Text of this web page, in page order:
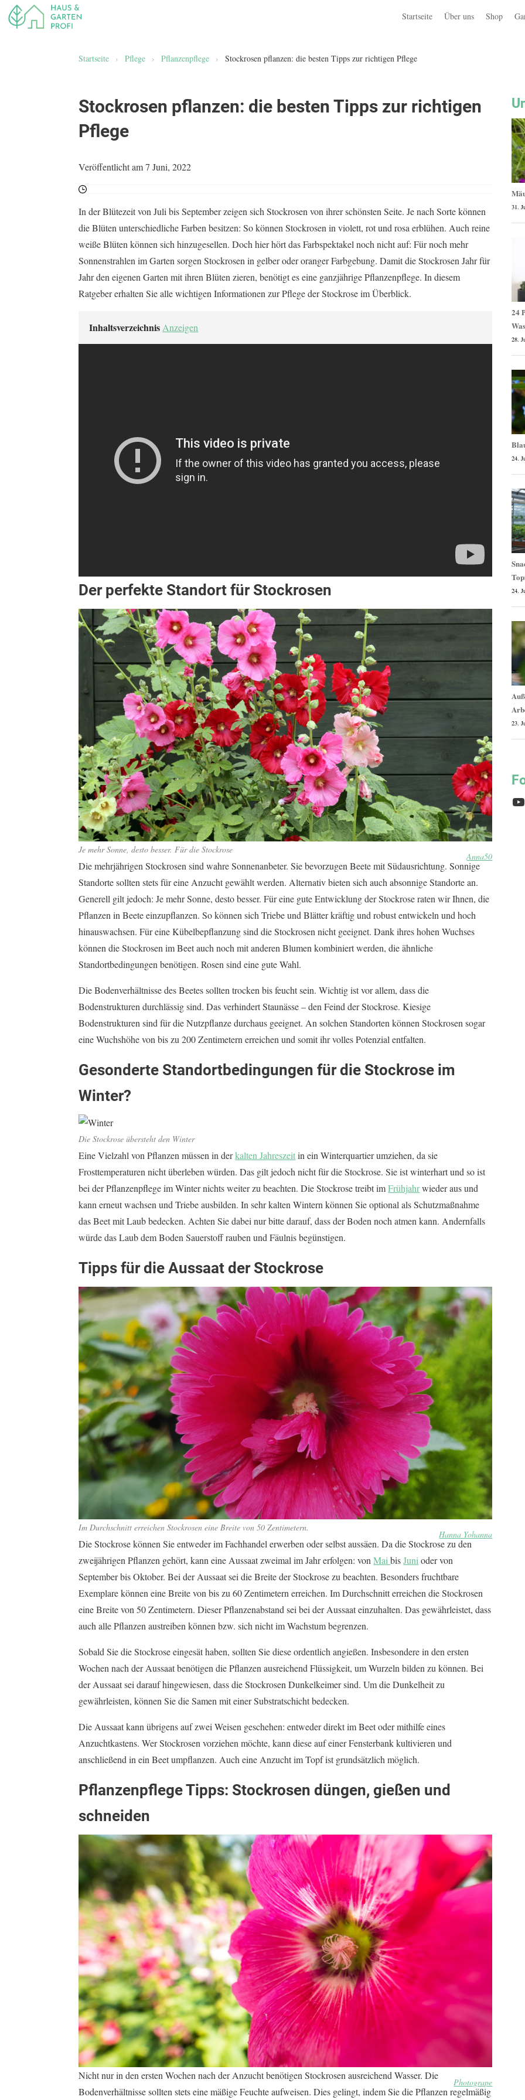
Startseite Über uns Shop
Startseite › Pflege › Pflanzenpflege › Stockrosen pflanzen: die besten Tipps zur richtigen Pflege
Stockrosen pflanzen: die besten Tipps zur richtigen
Pflege
Veröffentlicht am 7 Juni, 2022
In der Blütezeit von Juli bis September zeigen sich Stockrosen von ihrer schönsten Seite. Je nach Sorte können
die Blüten unterschiedliche Farben besitzen: So können Stockrosen in violett, rot und rosa erblühen. Auch reine
weiße Blüten können sich hinzugesellen. Doch hier hört das Farbspektakel noch nicht auf: Für noch mehr
Sonnenstrahlen im Garten sorgen Stockrosen in gelber oder oranger Farbgebung. Damit die Stockrosen Jahr für
Jahr den eigenen Garten mit ihren Blüten zieren, benötigt es eine ganzjährige Pflanzenpflege. In diesem
Ratgeber erhalten Sie alle wichtigen Informationen zur Pflege der Stockrose im Überblick.
Inhaltsverzeichnis Anzeigen
Der perfekte Standort für Stockrosen
Anna50
Je mehr Sonne, desto besser. Für die Stockrose
Die mehrjährigen Stockrosen sind wahre Sonnenanbeter. Sie bevorzugen Beete mit Südausrichtung. Sonnige
Standorte sollten stets für eine Anzucht gewählt werden. Alternativ bieten sich auch absonnige Standorte an.
Generell gilt jedoch: Je mehr Sonne, desto besser. Für eine gute Entwicklung der Stockrose raten wir Ihnen, die
Pflanzen in Beete einzupflanzen. So können sich Triebe und Blätter kräftig und robust entwickeln und hoch
hinauswachsen. Für eine Kübelbepflanzung sind die Stockrosen nicht geeignet. Dank ihres hohen Wuchses
können die Stockrosen im Beet auch noch mit anderen Blumen kombiniert werden, die ähnliche
Standortbedingungen benötigen. Rosen sind eine gute Wahl.
Die Bodenverhältnisse des Beetes sollten trocken bis feucht sein. Wichtig ist vor allem, dass die
Bodenstrukturen durchlässig sind. Das verhindert Staunässe – den Feind der Stockrose. Kiesige
Bodenstrukturen sind für die Nutzpflanze durchaus geeignet. An solchen Standorten können Stockrosen sogar
eine Wuchshöhe von bis zu 200 Zentimetern erreichen und somit ihr volles Potenzial entfalten.
Gesonderte Standortbedingungen für die Stockrose im
Winter?
Die Stockrose übersteht den Winter
Eine Vielzahl von Pflanzen müssen in derkalten Jahreszeitin ein Winterquartier umziehen, da sie
Frosttemperaturen nicht überleben würden. Das gilt jedoch nicht für die Stockrose. Sie ist winterhart und so ist
bei der Pflanzenpflege im Winter nichts weiter zu beachten. Die Stockrose treibt imFrühjahrwieder aus und
kann erneut wachsen und Triebe ausbilden. In sehr kalten Wintern können Sie optional als Schutzmaßnahme
das Beet mit Laub bedecken. Achten Sie dabei nur bitte darauf, dass der Boden noch atmen kann. Andernfalls
würde das Laub dem Boden Sauerstoff rauben und Fäulnis begünstigen.
Tipps für die Aussaat der Stockrose
Hanna Yohanna
Im Durchschnitt erreichen Stockrosen eine Breite von 50 Zentimetern.
Die Stockrose können Sie entweder im Fachhandel erwerben oder selbst aussäen. Da die Stockrose zu den
zweijährigen Pflanzen gehört, kann eine Aussaat zweimal im Jahr erfolgen: vonMaibisJuni oder von
September bis Oktober. Bei der Aussaat sei die Breite der Stockrose zu beachten. Besonders fruchtbare
Exemplare können eine Breite von bis zu 60 Zentimetern erreichen. Im Durchschnitt erreichen die Stockrosen
eine Breite von 50 Zentimetern. Dieser Pflanzenabstand sei bei der Aussaat einzuhalten. Das gewährleistet, dass
auch alle Pflanzen austreiben können bzw. sich nicht im Wachstum begrenzen.
Sobald Sie die Stockrose eingesät haben, sollten Sie diese ordentlich angießen. Insbesondere in den ersten
Wochen nach der Aussaat benötigen die Pflanzen ausreichend Flüssigkeit, um Wurzeln bilden zu können. Bei
der Aussaat sei darauf hingewiesen, dass die Stockrosen Dunkelkeimer sind. Um die Dunkelheit zu
gewährleisten, können Sie die Samen mit einer Substratschicht bedecken.
Die Aussaat kann übrigens auf zwei Weisen geschehen: entweder direkt im Beet oder mithilfe eines
Anzuchtkastens. Wer Stockrosen vorziehen möchte, kann diese auf einer Fensterbank kultivieren und
anschließend in ein Beet umpflanzen. Auch eine Anzucht im Topf ist grundsätzlich möglich.
Pflanzenpflege Tipps: Stockrosen düngen, gießen und
schneiden
Photogrape
Nicht nur in den ersten Wochen nach der Anzucht benötigen Stockrosen ausreichend Wasser. Die
Bodenverhältnisse sollten stets eine mäßige Feuchte aufweisen. Dies gelingt, indem Sie die Pflanzen regelmäßig
31.
24
28.
24.
24.
23.